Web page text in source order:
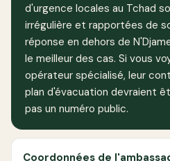
d'urgence locales au Tchad
irrégulière et rapportées de
réponse en dehors de
le meilleur des cas. Si vous
opérateur spécialisé, leur
plan d'évacuation devraient
pas un numéro public.
Coordonnées de